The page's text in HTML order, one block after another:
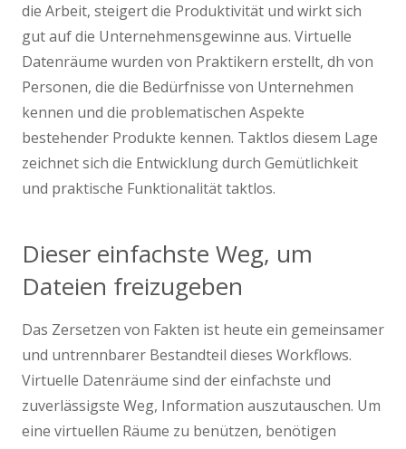
die Arbeit, steigert die Produktivität und wirkt sich
gut auf die Unternehmensgewinne aus. Virtuelle
Datenräume wurden von Praktikern erstellt, dh von
Personen, die die Bedürfnisse von Unternehmen
kennen und die problematischen Aspekte
bestehender Produkte kennen. Taktlos diesem Lage
zeichnet sich die Entwicklung durch Gemütlichkeit
und praktische Funktionalität taktlos.
Dieser einfachste Weg, um
Dateien freizugeben
Das Zersetzen von Fakten ist heute ein gemeinsamer
und untrennbarer Bestandteil dieses Workflows.
Virtuelle Datenräume sind der einfachste und
zuverlässigste Weg, Information auszutauschen. Um
eine virtuellen Räume zu benützen, benötigen